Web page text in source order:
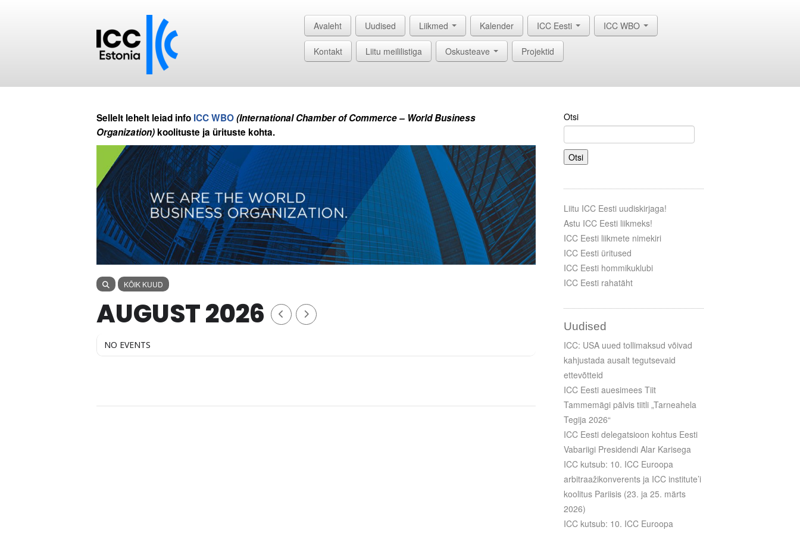
Avaleht Uudised Liikmed Kalender ICC Eesti ICC WBO
Kontakt Liitu meililistiga Oskusteave Projektid
Sellelt lehelt leiad info ICC WBO(International Chamber of Commerce – World Business
Organization) koolituste ja ürituste kohta.
KÕIK KUUD
AUGUST 2026
NO EVENTS
Otsi
Otsi
Liitu ICC Eesti uudiskirjaga!
Astu ICC Eesti liikmeks!
ICC Eesti liikmete nimekiri
ICC Eesti üritused
ICC Eesti hommikuklubi
ICC Eesti rahatäht
Uudised
ICC: USA uued tollimaksud võivad
kahjustada ausalt tegutsevaid
ettevõtteid
ICC Eesti auesimees Tiit
Tammemägi pälvis tiitli „Tarneahela
Tegija 2026“
ICC Eesti delegatsioon kohtus Eesti
Vabariigi Presidendi Alar Karisega
ICC kutsub: 10. ICC Euroopa
arbitraažikonverents ja ICC institute’i
koolitus Pariisis (23. ja 25. märts
2026)
ICC kutsub: 10. ICC Euroopa